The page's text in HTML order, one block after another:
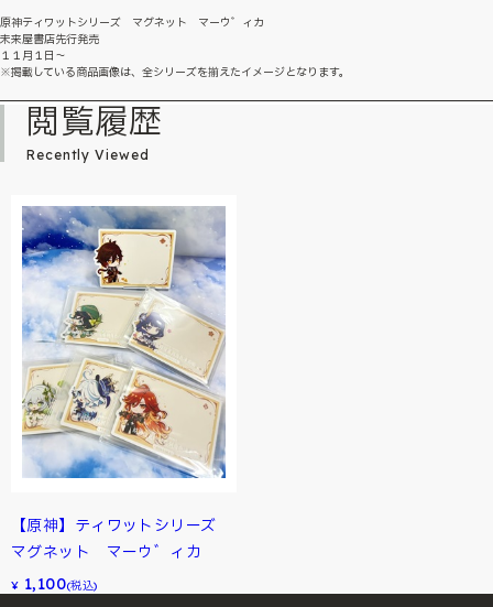
原神ティワットシリーズ マグネット マーウ゛ィカ
未来屋書店先行発売
１１月１日～
※掲載している商品画像は、全シリーズを揃えたイメージとなります。
閲覧履歴
Recently Viewed
【原神】ティワットシリーズ
マグネット マーウ゛ィカ
¥ 1,100(税込)